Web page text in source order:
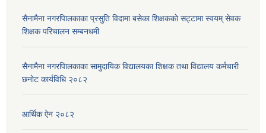
सैनामैना नगरपािलकाका प्रसुति विदामा बसेका शिक्षककाे सट्टामा स्वयम् सेवक
शिक्षक परिचालन सम्बनधमी
सैनामैना नगरपािलकाका सामुदायिक विद्यालयका शिक्षक तथा विद्यालय कर्मचारी
छनाेट कार्यविधि २०८२
आर्थिक ऐन २०८२